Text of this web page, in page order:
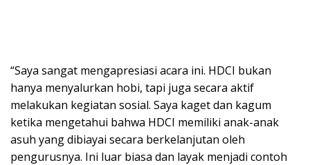
“Saya sangat mengapresiasi acara ini. HDCI bukan
hanya menyalurkan hobi, tapi juga secara aktif
melakukan kegiatan sosial. Saya kaget dan kagum
ketika mengetahui bahwa HDCI memiliki anak-anak
asuh yang dibiayai secara berkelanjutan oleh
pengurusnya. Ini luar biasa dan layak menjadi contoh